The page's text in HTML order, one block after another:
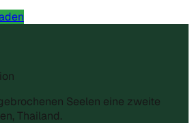
Seelen eine zweite
Thailand.